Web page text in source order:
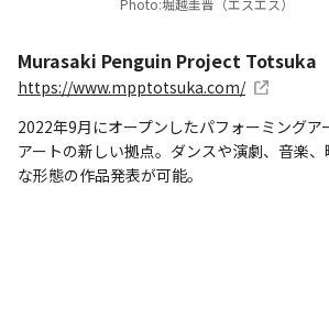
Murasaki Penguin Project Totsuka
https://www.mpptotsuka.com/
2022年9月にオープンしたパフォーミングア
アートの新しい拠点。ダンスや演劇、音楽
な形態の作品発表が可能。